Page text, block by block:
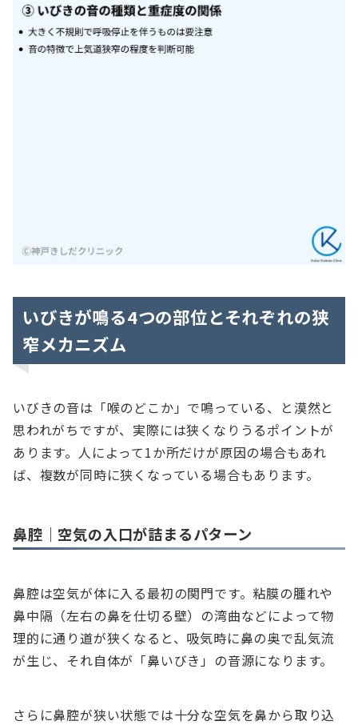
いびきが鳴る4つの部位とそれぞれの狭
窄メカニズム
いびきの音は「喉のどこか」で鳴っている、と漠然と
思われがちですが、実際には狭くなりうるポイントが
あります。人によって1か所だけが原因の場合もあれ
ば、複数が同時に狭くなっている場合もあります。
鼻腔｜空気の入口が詰まるパターン
鼻腔は空気が体に入る最初の関門です。粘膜の腫れや
鼻中隔（左右の鼻を仕切る壁）の湾曲などによって物
理的に通り道が狭くなると、吸気時に鼻の奥で乱気流
が生じ、それ自体が「鼻いびき」の音源になります。
さらに鼻腔が狭い状態では十分な空気を鼻から取り込